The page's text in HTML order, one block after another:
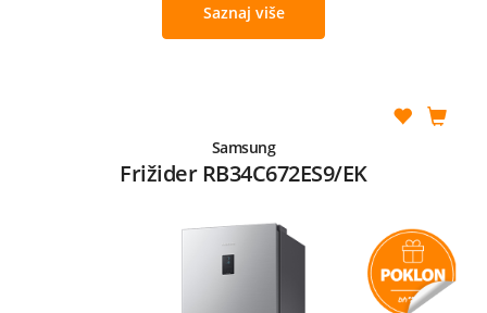
Saznaj više
Samsung
Frižider RB34C672ES9/EK